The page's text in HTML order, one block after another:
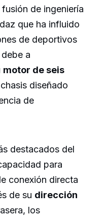
fusión de ingeniería
que ha influido
de deportivos
a
motor de seis
diseñado
de
destacados del
para
conexión directa
de su dirección
los